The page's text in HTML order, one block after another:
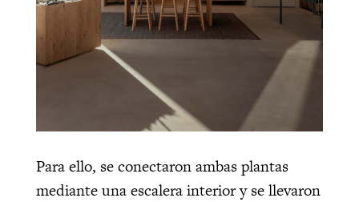
Para ello, se conectaron ambas plantas
mediante una escalera interior y se llevaron